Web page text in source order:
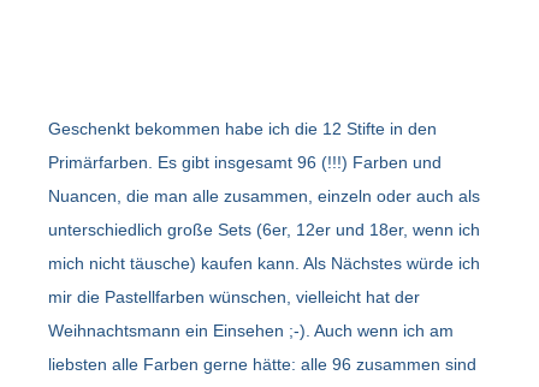
Geschenkt bekommen habe ich die 12 Stifte in den
Primärfarben. Es gibt insgesamt 96 (!!!) Farben und
Nuancen, die man alle zusammen, einzeln oder auch als
unterschiedlich große Sets (6er, 12er und 18er, wenn ich
mich nicht täusche) kaufen kann. Als Nächstes würde ich
mir die Pastellfarben wünschen, vielleicht hat der
Weihnachtsmann ein Einsehen ;-). Auch wenn ich am
liebsten alle Farben gerne hätte: alle 96 zusammen sind